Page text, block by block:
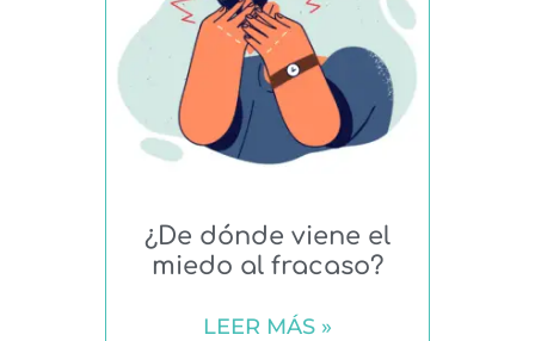
¿De dónde viene el
miedo al fracaso?
LEER MÁS »